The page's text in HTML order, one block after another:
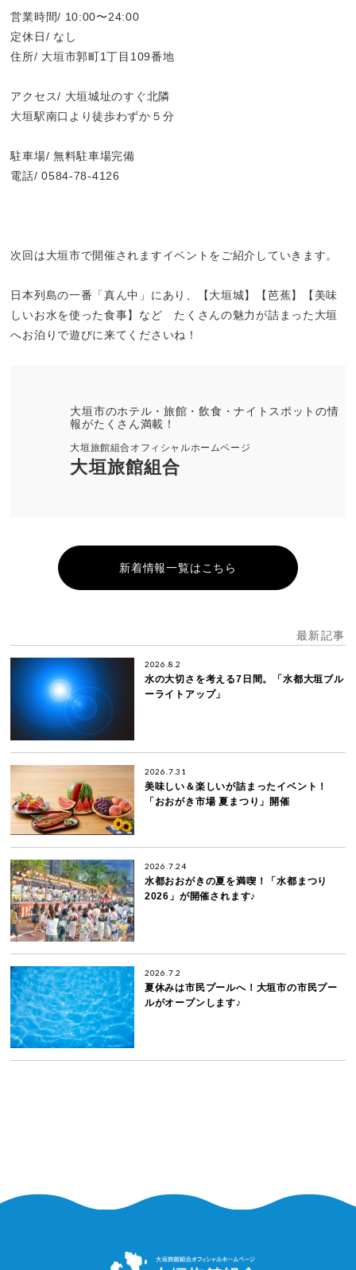
営業時間/ 10:00〜24:00
定休日/ なし
住所/ 大垣市郭町1丁目109番地
アクセス/ 大垣城址のすぐ北隣
大垣駅南口より徒歩わずか５分
駐車場/ 無料駐車場完備
電話/ 0584-78-4126
次回は大垣市で開催されますイベントをご紹介していきます。
日本列島の一番「真ん中」にあり、【大垣城】【芭蕉】【美味
しいお水を使った食事】など たくさんの魅力が詰まった大垣
へお泊りで遊びに来てくださいね！
大垣市のホテル・旅館・飲食・ナイトスポットの情
報がたくさん満載！
大垣旅館組合オフィシャルホームページ
大垣旅館組合
新着情報一覧はこちら
最新記事
2026.8.2
水の大切さを考える7日間。「水都大垣ブル
ーライトアップ」
2026.7.31
美味しい＆楽しいが詰まったイベント！
「おおがき市場 夏まつり」開催
2026.7.24
水都おおがきの夏を満喫！「水都まつり
2026」が開催されます♪
2026.7.2
夏休みは市民プールへ！大垣市の市民プー
ルがオープンします♪